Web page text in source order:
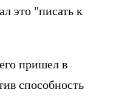
это "писать к
пришел в
способность